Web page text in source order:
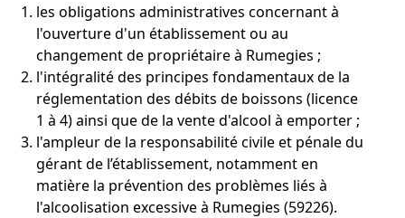
les obligations administratives concernant à
l'ouverture d'un établissement ou au
changement de propriétaire à Rumegies ;
l'intégralité des principes fondamentaux de la
réglementation des débits de boissons (licence
1 à 4) ainsi que de la vente d'alcool à emporter ;
l'ampleur de la responsabilité civile et pénale du
gérant de l’établissement, notamment en
matière la prévention des problèmes liés à
l'alcoolisation excessive à Rumegies (59226).